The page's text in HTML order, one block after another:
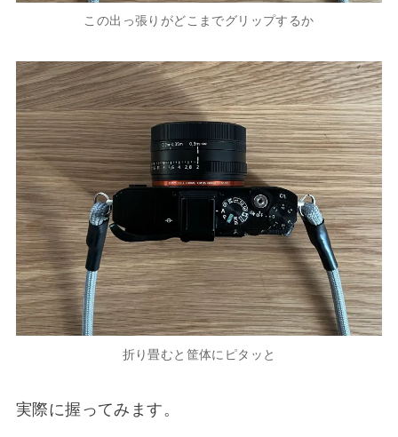
この出っ張りがどこまでグリップするか
折り畳むと筐体にピタッと
実際に握ってみます。